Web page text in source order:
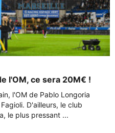
l'OM, ce sera 20M€ !
l'OM de Pablo Longoria
D'ailleurs, le club
le plus pressant ...